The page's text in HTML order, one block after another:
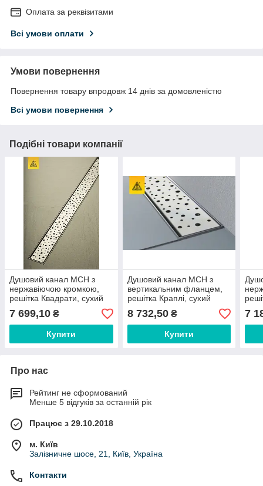
Оплата за реквізитами
Всі умови оплати
Умови повернення
Повернення товару впродовж 14 днів за домовленістю
Всі умови повернення
Подібні товари компанії
Душовий канал МСН з
нержавіючою кромкою,
решітка Квадрати, сухий
сифон DN40, h65 мм,
L650 мм
7 699,10 ₴
Купити
Душовий канал МСН з
вертикальним фланцем,
решітка Краплі, сухий
сифон DN40, h65 мм,
L750 мм, CH-750DN3
8 732,50₴
Купити
7
Про нас
Рейтинг не сформований
Менше 5 відгуків за останній рік
Працює з 29.10.2018
м. Київ
Залізничне шосе, 21, Київ, Україна
Контакти